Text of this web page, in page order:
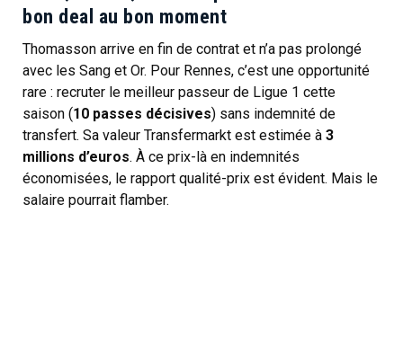
bon deal au bon moment
Thomasson arrive en fin de contrat et n’a pas prolongé
avec les Sang et Or. Pour Rennes, c’est une opportunité
rare : recruter le meilleur passeur de Ligue 1 cette
saison (10 passes décisives) sans indemnité de
transfert. Sa valeur Transfermarkt est estimée à 3
millions d’euros. À ce prix-là en indemnités
économisées, le rapport qualité-prix est évident. Mais le
salaire pourrait flamber.